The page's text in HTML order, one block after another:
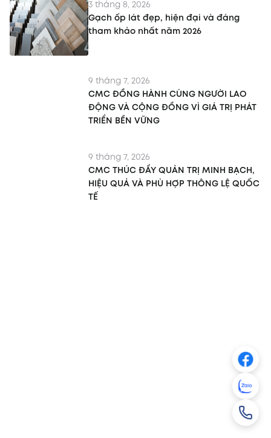
3 tháng 8, 2026
Gạch ốp lát đẹp, hiện đại và đáng
tham khảo nhất năm 2026
9 tháng 7, 2026
CMC ĐỒNG HÀNH CÙNG NGƯỜI LAO
ĐỘNG VÀ CỘNG ĐỒNG VÌ GIÁ TRỊ PHÁT
TRIỂN BỀN VỮNG
9 tháng 7, 2026
CMC THÚC ĐẨY QUẢN TRỊ MINH BẠCH,
HIỆU QUẢ VÀ PHÙ HỢP THÔNG LỆ QUỐC
TẾ